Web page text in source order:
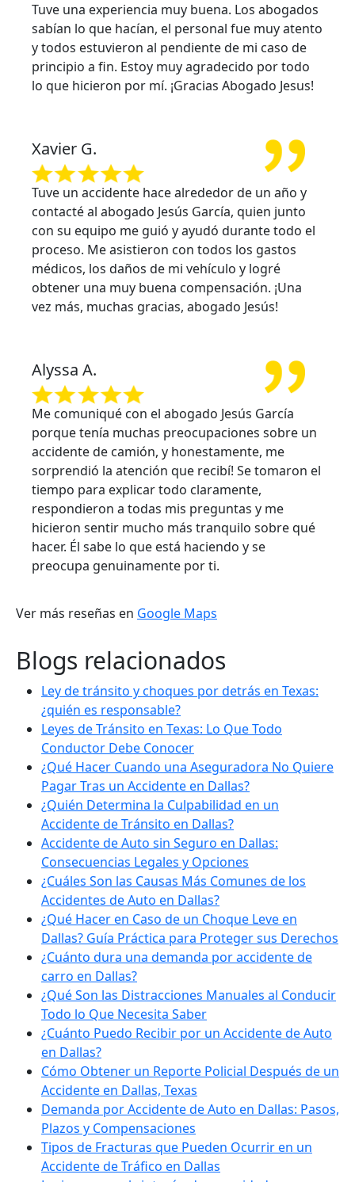
Tuve una experiencia muy buena. Los abogados
sabían lo que hacían, el personal fue muy atento
y todos estuvieron al pendiente de mi caso de
principio a fin. Estoy muy agradecido por todo
lo que hicieron por mí. ¡Gracias Abogado Jesus!
Xavier G.
Tuve un accidente hace alrededor de un año y
contacté al abogado Jesús García, quien junto
con su equipo me guió y ayudó durante todo el
proceso. Me asistieron con todos los gastos
médicos, los daños de mi vehículo y logré
obtener una muy buena compensación. ¡Una
vez más, muchas gracias, abogado Jesús!
Alyssa A.
Me comuniqué con el abogado Jesús García
porque tenía muchas preocupaciones sobre un
accidente de camión, y honestamente, me
sorprendió la atención que recibí! Se tomaron el
tiempo para explicar todo claramente,
respondieron a todas mis preguntas y me
hicieron sentir mucho más tranquilo sobre qué
hacer. Él sabe lo que está haciendo y se
preocupa genuinamente por ti.
Ver más reseñas en Google Maps
Blogs relacionados
Ley de tránsito y choques por detrás en Texas:
¿quién es responsable?
Leyes de Tránsito en Texas: Lo Que Todo
Conductor Debe Conocer
¿Qué Hacer Cuando una Aseguradora No Quiere
Pagar Tras un Accidente en Dallas?
¿Quién Determina la Culpabilidad en un
Accidente de Tránsito en Dallas?
Accidente de Auto sin Seguro en Dallas:
Consecuencias Legales y Opciones
¿Cuáles Son las Causas Más Comunes de los
Accidentes de Auto en Dallas?
¿Qué Hacer en Caso de un Choque Leve en
Dallas? Guía Práctica para Proteger sus Derechos
¿Cuánto dura una demanda por accidente de
carro en Dallas?
¿Qué Son las Distracciones Manuales al Conducir
Todo lo Que Necesita Saber
¿Cuánto Puedo Recibir por un Accidente de Auto
en Dallas?
Cómo Obtener un Reporte Policial Después de un
Accidente en Dallas, Texas
Demanda por Accidente de Auto en Dallas: Pasos,
Plazos y Compensaciones
Tipos de Fracturas que Pueden Ocurrir en un
Accidente de Tráfico en Dallas